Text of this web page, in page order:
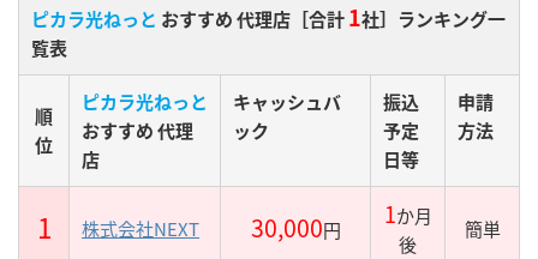
ピカラ光ねっと おすすめ 代理店［合計1社］ランキング一
覧表
順
位
ピカラ光ねっと
おすすめ 代理
店
キャッシュバ
ック
振込
予定
日等
申請
方法
1 株式会社NEXT 30,000円
1か月
後
簡単